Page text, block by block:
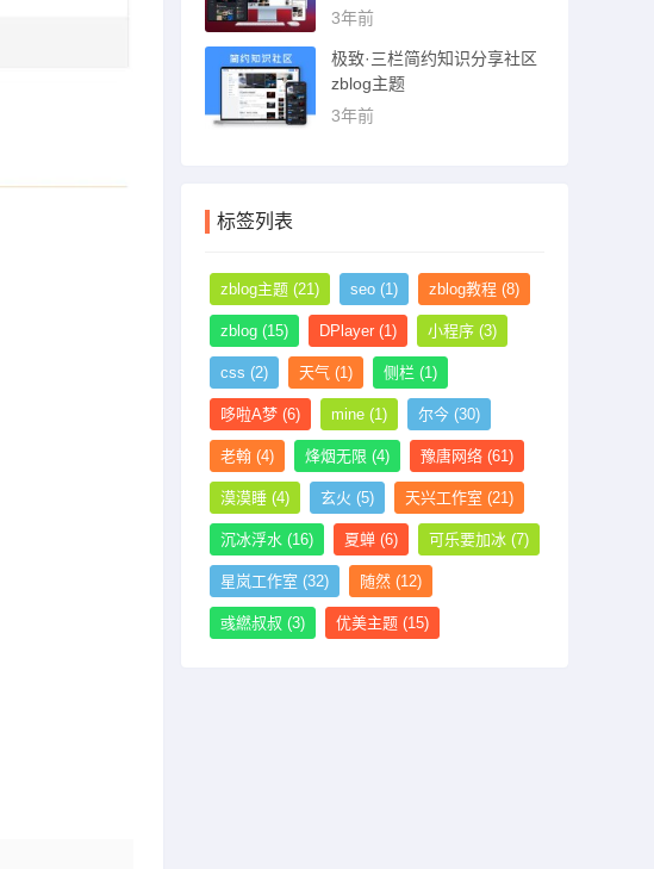
sc主题
3年前
极致·三栏简约知识分享社区
zblog主题
3年前
标签列表
zblog主题 (21) seo (1) zblog教程 (8)
zblog (15) DPlayer (1) 小程序 (3)
css (2) 天气 (1) 侧栏 (1)
哆啦A梦 (6) mine (1) 尔今 (30)
老翰 (4) 烽烟无限 (4) 豫唐网络 (61)
漠漠睡 (4) 玄火 (5) 天兴工作室 (21)
沉冰浮水 (16) 夏蝉 (6) 可乐要加冰 (7)
星岚工作室 (32) 随然 (12)
彧繎叔叔 (3) 优美主题 (15)